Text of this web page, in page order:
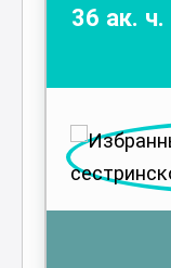
36 ак. ч.